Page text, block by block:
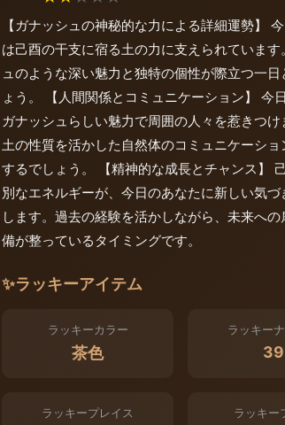
【ガナッシュの神秘的な力による詳細運勢】
は己酉の干支に宿る土の力に支えられています
ュのような深い魅力と独特の個性が際立つ一日
ょう。 【人間関係とコミュニケーション】 今
ガナッシュらしい魅力で周囲の人々を惹きつけ
土の性質を活かした自然体のコミュニケーショ
するでしょう。 【精神的な成長とチャンス】
別なエネルギーが、今日のあなたに新しい気づ
します。過去の経験を活かしながら、未来へ
備が整っているタイミングです。
✨ラッキーアイテム
ラッキーカラー
茶色
ラッキー
39
ラッキープレイス ラッキー